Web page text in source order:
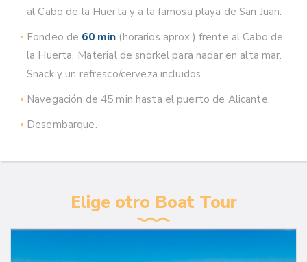
al Cabo de la Huerta y a la famosa playa de San Juan.
Fondeo de 60 min (horarios aprox.) frente al Cabo de
la Huerta. Material de snorkel para nadar en alta mar.
Snack y un refresco/cerveza incluidos.
Navegación de 45 min hasta el puerto de Alicante.
Desembarque.
Elige otro Boat Tour